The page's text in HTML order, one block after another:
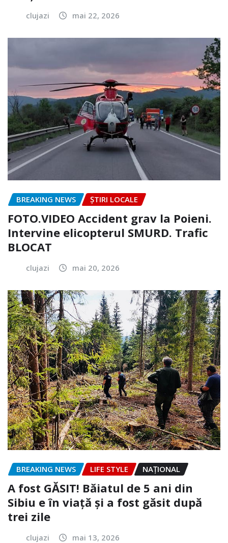
clujazi mai 22, 2026
BREAKING NEWS ȘTIRI LOCALE
FOTO.VIDEO Accident grav la Poieni.
Intervine elicopterul SMURD. Trafic
BLOCAT
clujazi mai 20, 2026
BREAKING NEWS LIFE STYLE NAŢIONAL
A fost GĂSIT! Băiatul de 5 ani din
Sibiu e în viață și a fost găsit după
trei zile
clujazi mai 13, 2026